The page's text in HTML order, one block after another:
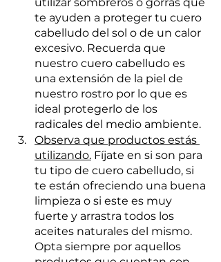
te ayuden a proteger tu cuero
cabelludo del sol o de un calor
excesivo. Recuerda que
nuestro cuero cabelludo es
una extensión de la piel de
nuestro rostro por lo que es
ideal protegerlo de los
radicales del medio ambiente.
Observa que productos estás
utilizando. Fíjate en si son para
tu tipo de cuero cabelludo, si
te están ofreciendo una buena
limpieza o si este es muy
fuerte y arrastra todos los
aceites naturales del mismo.
Opta siempre por aquellos